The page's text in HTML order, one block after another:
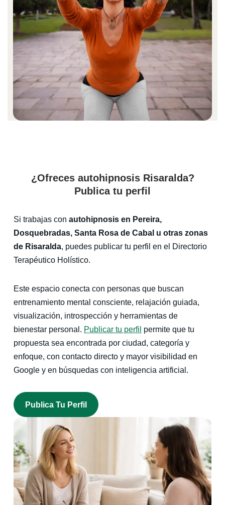
¿Ofreces autohipnosis Risaralda?
Publica tu perfil
Si trabajas con autohipnosis en Pereira,
Dosquebradas, Santa Rosa de Cabal u otras zonas
de Risaralda, puedes publicar tu perfil en el Directorio
Terapéutico Holístico.
Este espacio conecta con personas que buscan
entrenamiento mental consciente, relajación guiada,
visualización, introspección y herramientas de
bienestar personal. Publicar tu perfil permite que tu
propuesta sea encontrada por ciudad, categoría y
enfoque, con contacto directo y mayor visibilidad en
Google y en búsquedas con inteligencia artificial.
Publica Tu Perfil